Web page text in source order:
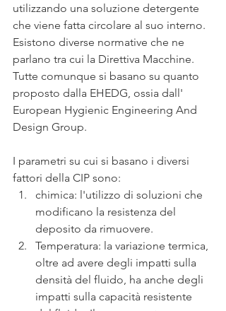
utilizzando una soluzione detergente
che viene fatta circolare al suo interno.
Esistono diverse normative che ne
parlano tra cui la Direttiva Macchine.
Tutte comunque si basano su quanto
proposto dalla EHEDG, ossia dall'
European Hygienic Engineering And
Design Group.
I parametri su cui si basano i diversi
fattori della CIP sono:
chimica: l'utilizzo di soluzioni che
modificano la resistenza del
deposito da rimuovere.
Temperatura: la variazione termica,
oltre ad avere degli impatti sulla
densità del fluido, ha anche degli
impatti sulla capacità resistente